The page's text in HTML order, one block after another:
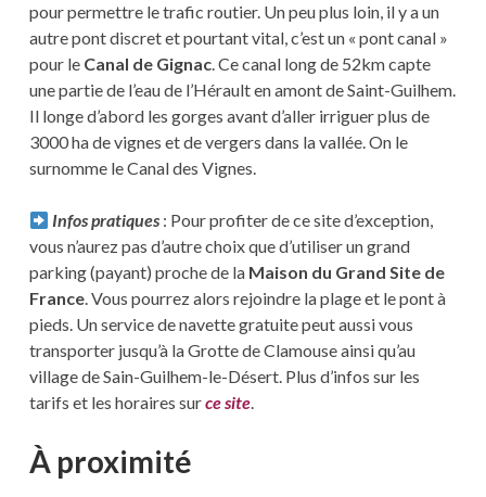
pour permettre le trafic routier. Un peu plus loin, il y a un
autre pont discret et pourtant vital, c’est un « pont canal »
pour le Canal de Gignac. Ce canal long de 52km capte
une partie de l’eau de l’Hérault en amont de Saint-Guilhem.
Il longe d’abord les gorges avant d’aller irriguer plus de
3000 ha de vignes et de vergers dans la vallée. On le
surnomme le Canal des Vignes.
Infos pratiques : Pour profiter de ce site d’exception,
vous n’aurez pas d’autre choix que d’utiliser un grand
parking (payant) proche de la Maison du Grand Site de
France. Vous pourrez alors rejoindre la plage et le pont à
pieds. Un service de navette gratuite peut aussi vous
transporter jusqu’à la Grotte de Clamouse ainsi qu’au
village de Sain-Guilhem-le-Désert. Plus d’infos sur les
tarifs et les horaires surce site.
À proximité